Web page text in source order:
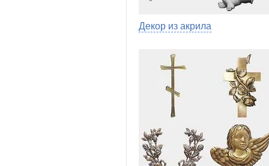
Декор из акрила